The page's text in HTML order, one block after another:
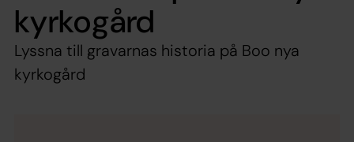
kyrkogård
Lyssna till gravarnas historia på Boo nya
kyrkogård